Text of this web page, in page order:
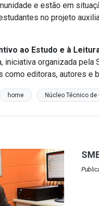
e estão em
no projeto
ao Estudo e à
iniciativa organizada pela
como editoras, autores e
home Núcleo Técnico de